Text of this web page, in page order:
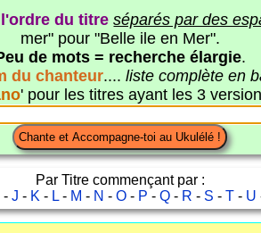
du titre séparés par des
mer" pour "Belle ile en Mer".
de mots = recherche élargie.
du chanteur.... liste complète en
' pour les titres ayant les 3
Par Titre commençant par :
-J - K - L - M - N -O - P -Q - R - S -T - U